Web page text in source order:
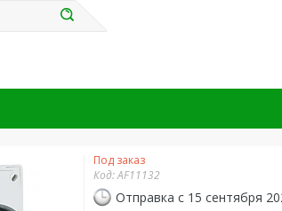
Под заказ
Код:AF11132
Отправка с 15 сентября